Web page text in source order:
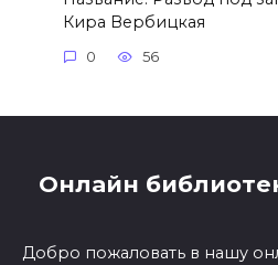
Кира Вербицкая
0 56
Онлайн
Добро пожаловать в нашу